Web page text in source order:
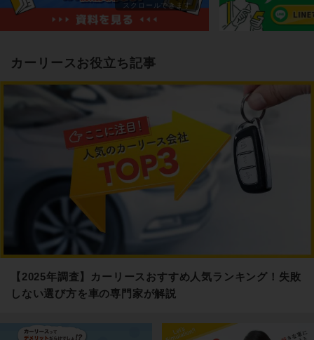
スクロールできます
カーリースお役立ち記事
【2025年調査】カーリースおすすめ人気ランキング！失敗
しない選び方を車の専門家が解説